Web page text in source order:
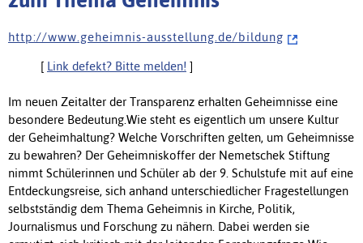
h t t p : / / w w w . g e h e i m n i s - a u s s t e l l u n g . d e / b i l d u n g
[ Link defekt? Bitte melden! ]
Im neuen Zeitalter der Transparenz erhalten Geheimnisse eine
besondere Bedeutung.Wie steht es eigentlich um unsere Kultur
der Geheimhaltung? Welche Vorschriften gelten, um Geheimnisse
zu bewahren? Der Geheimniskoffer der Nemetschek Stiftung
nimmt Schülerinnen und Schüler ab der 9. Schulstufe mit auf eine
Entdeckungsreise, sich anhand unterschiedlicher Fragestellungen
selbstständig dem Thema Geheimnis in Kirche, Politik,
Journalismus und Forschung zu nähern. Dabei werden sie